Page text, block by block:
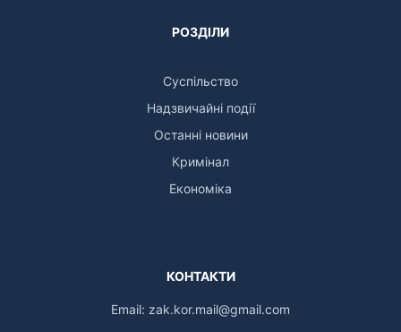
РОЗДІЛИ
Суспільство
Надзвичайні події
Останні новини
Кримінал
Економіка
КОНТАКТИ
Email: zak.kor.mail@gmail.com